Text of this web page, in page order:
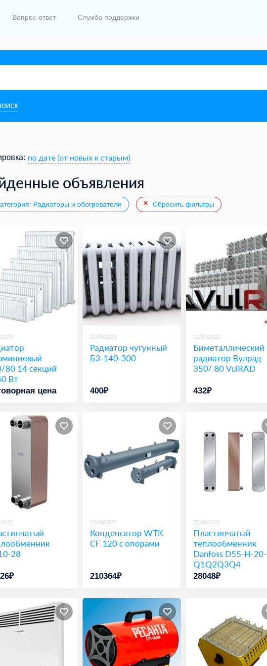
Вопрос-ответ Служба поддержки
по дате (от новых к старым)
объявления
Радиаторы и обогреватели Сбросить фильтры
2023
80 14 секций
Вт
цена
21/04/2023
Радиатор чугунный
Б3-140-300
400₽
12/10/2022
Биметаллический
радиатор Вулрад
350/ 80 VulRAD
432₽
2022
28
22/09/2022
Конденсатор WTK
CF 120 с опорами
210364₽
22/09/2022
Пластинчатый
теплообменник
Danfoss D55-H-20-
Q1Q2Q3Q4
(021H3619)
28048₽